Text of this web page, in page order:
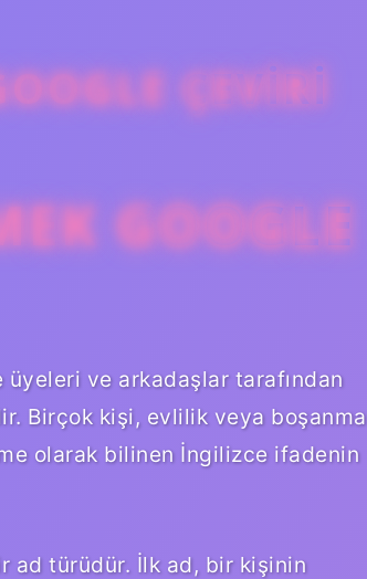
ÇEVIRI
GOOGLE
üyeleri ve arkadaşlar tarafından
Birçok kişi, evlilik veya boşanma
olarak bilinen İngilizce ifadenin
ad türüdür. İlk ad, bir kişinin